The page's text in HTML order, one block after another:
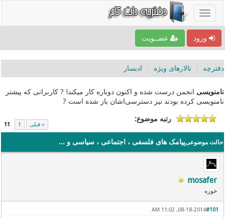
ورود عضــویت
دفترچه تالارهای ویژه ادبسار
نامنویسی انجمن درست شده و اکنون دوباره کار میکند! ? کاربرانی که پیشتر
نامنویسی کرده بودند نیز دسترسی‌اشان باز شده است ?
« قبلی 1
11
رتبه موضوع:
حالت موضوعیپیامک های فلسفی ، اجتماعی ، سیاسی و ...
mosafer
خوره
#101
08-18-2014, 11:02 AM